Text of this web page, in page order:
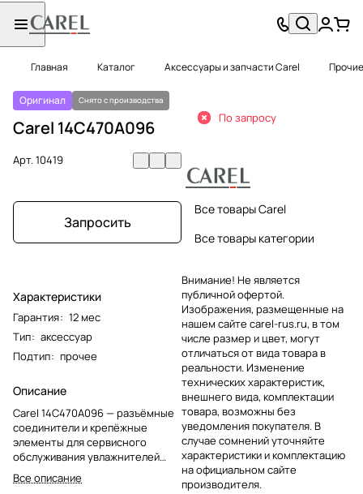
Главная Каталог Аксессуары и запчасти Carel
Оригинал Снято с производства
Carel 14C470A096
Арт.10419
Запросить
Характеристики
Гарантия: 12 мес
Тип: аксессуар
Подтип: прочее
Описание
Carel 14C470A096 — разъёмные
соединители и крепёжные
элементы для сервисного
обслуживания увлажнителей
Carel. Применяются при
ремонте и восстановлении
Все описание
По запросу
Все товары Carel
Все товары категории
Внимание! Не является
публичной офертой.
Изображения, размещенные на
нашем сайте carel-rus.ru, в том
числе размер и цвет, могут
отличаться от вида товара в
реальности. Изменение
технических характеристик,
внешнего вида, комплектации
товара, возможны без
уведомления покупателя. В
случае сомнений уточняйте
характеристики и комплектацию
на официальном сайте
производителя.